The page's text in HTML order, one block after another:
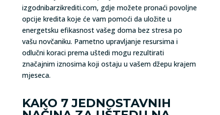
izgodnibarzikrediti.com, gdje možete pronaći povoljne
opcije kredita koje će vam pomoći da uložite u
energetsku efikasnost vašeg doma bez stresa po
vašu novčaniku. Pametno upravljanje resursima i
odlučni koraci prema uštedi mogu rezultirati
značajnim iznosima koji ostaju u vašem džepu krajem
mjeseca.
KAKO 7 JEDNOSTAVNIH